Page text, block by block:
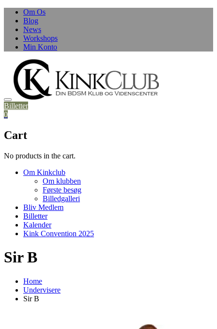
Skip
content
Om Os
Blog
News
Workshops
Min Konto
Billetter
0
Cart
No products in the cart.
Om Kinkclub
Om klubben
Første besøg
Billedgalleri
Bliv Medlem
Billetter
Kalender
Kink Convention 2025
Sir B
Home
Undervisere
Sir B